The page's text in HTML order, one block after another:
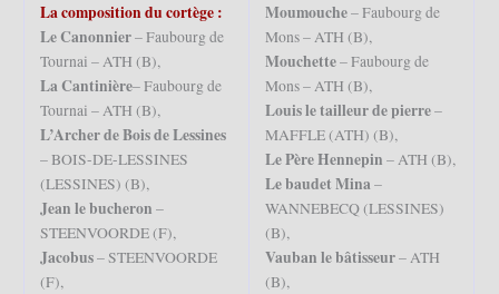
La composition du cortège :
LeCanonnier– Faubourg de
Tournai – ATH (B),
LaCantinière– Faubourg de
Tournai – ATH (B),
L’Archer de Bois de Lessines
– BOIS-DE-LESSINES
(LESSINES) (B),
Jean le bucheron –
STEENVOORDE (F),
Jacobus– STEENVOORDE
(F),
Moumouche– Faubourg de
Mons – ATH (B),
Mouchette– Faubourg de
Mons – ATH (B),
Louis le tailleur de pierre–
MAFFLE (ATH) (B),
Le Père Hennepin – ATH (B),
Le baudet Mina–
WANNEBECQ (LESSINES)
(B),
Vauban le bâtisseur– ATH
(B),